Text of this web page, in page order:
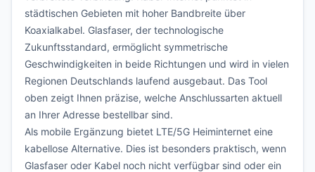
städtischen Gebieten mit hoher Bandbreite über
Koaxialkabel. Glasfaser, der technologische
Zukunftsstandard, ermöglicht symmetrische
Geschwindigkeiten in beide Richtungen und wird in vielen
Regionen Deutschlands laufend ausgebaut. Das Tool
oben zeigt Ihnen präzise, welche Anschlussarten aktuell
an Ihrer Adresse bestellbar sind.
Als mobile Ergänzung bietet LTE/5G Heiminternet eine
kabellose Alternative. Dies ist besonders praktisch, wenn
Glasfaser oder Kabel noch nicht verfügbar sind oder ein